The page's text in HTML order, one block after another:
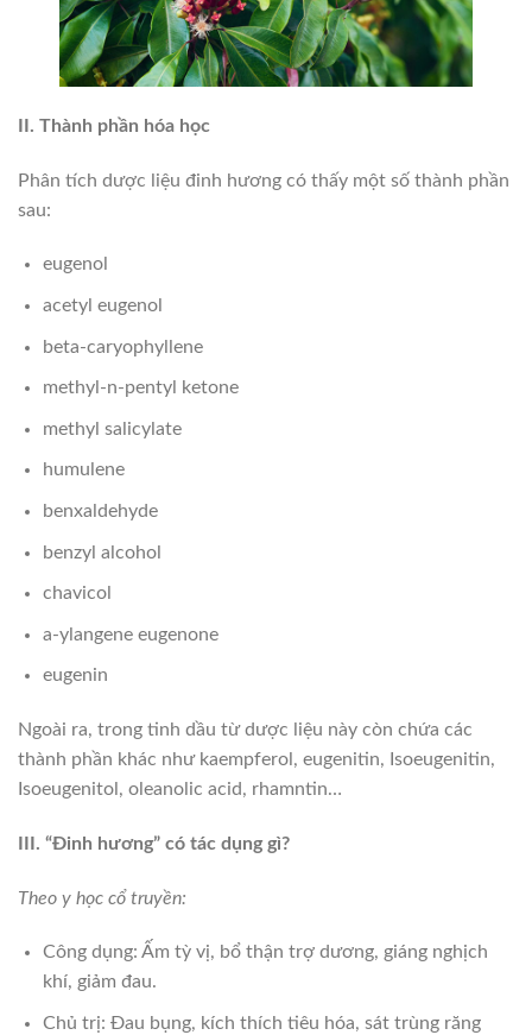
II. Thành phần hóa học
Phân tích dược liệu đinh hương có thấy một số thành phần
sau:
eugenol
acetyl eugenol
beta-caryophyllene
methyl-n-pentyl ketone
methyl salicylate
humulene
benxaldehyde
benzyl alcohol
chavicol
a-ylangene eugenone
eugenin
Ngoài ra, trong tinh dầu từ dược liệu này còn chứa các
thành phần khác như kaempferol, eugenitin, Isoeugenitin,
Isoeugenitol, oleanolic acid, rhamntin…
III. “Đinh hương” có tác dụng gì?
Theo y học cổ truyền:
Công dụng: Ấm tỳ vị, bổ thận trợ dương, giáng nghịch
khí, giảm đau.
Chủ trị: Đau bụng, kích thích tiêu hóa, sát trùng răng